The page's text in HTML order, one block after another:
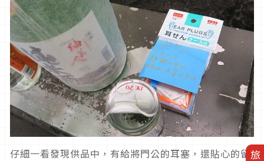
仔細一看發現供品中，有給將門公的耳塞，還貼心的留